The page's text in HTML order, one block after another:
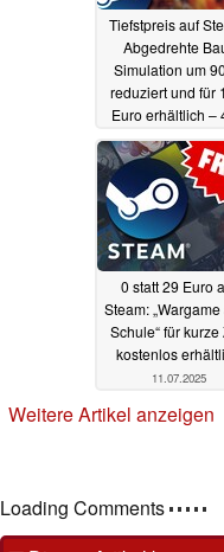
Tiefstpreis auf
Abgedrehte
Simulation um
reduziert und für
Euro erhältlich –
Reviews, 95 %
11.07.2025
0 statt 29 Euro
Steam:
Schule“ für kurze
kostenlos
11.07.2025
Weitere Artikel anzeigen
Loading Comments